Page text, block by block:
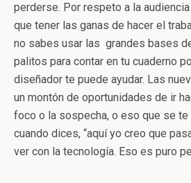
perderse. Por respeto a la
que tener las ganas de hacer el
no sabes usar las grandes bases
palitos para contar en tu cuaderno
diseñador te puede ayudar. Las
un montón de oportunidades de ir
foco o la sospecha, o eso que se te
cuando dices, “aquí yo creo que
ver con la tecnología. Eso es puro